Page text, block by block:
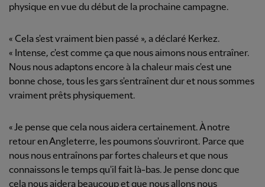
physique en vue du début de la prochaine campagne.
« Cela s'est vraiment bien passé », a déclaré Kerkez.
« Intense, c'est comme ça que nous aimons nous entraîner.
Nous nous adaptons encore à la chaleur mais c'est une
bonne chose, tous les gars s'entraînent dur et nous sommes
vraiment prêts physiquement.
« Je pense que cela nous aidera certainement. À notre
retour en Angleterre, les poumons s'ouvriront. Parce que
nous nous entraînons par fortes chaleurs et que nous
connaissons le temps qu'il fait là-bas. Je pense donc que
cela nous aidera beaucoup et que nous allons nous